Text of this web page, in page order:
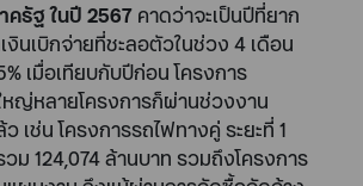
รัฐ ในปี 2567 คาดว่าจะเป็นปีที่ยาก
งินเบิกจ่ายที่ชะลอตัวในช่วง 4 เดือน
เมื่อเทียบกับปีก่อน โครงการ
ญ่หลายโครงการก็ผ่านช่วงงาน
เช่น โครงการรถไฟทางคู่ ระยะที่ 1
ม 124,074 ล้านบาท รวมถึงโครงการ